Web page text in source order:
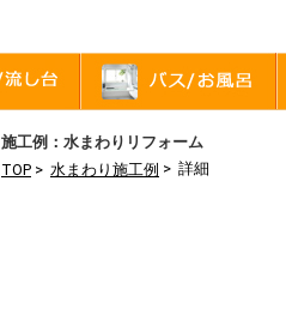
施工例：水まわりリフォーム
TOP > 水まわり施工例 > 詳細